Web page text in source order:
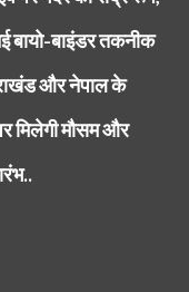
बायो-बाइंडर तकनीक
और नेपाल के
मिलेगी मौसम और